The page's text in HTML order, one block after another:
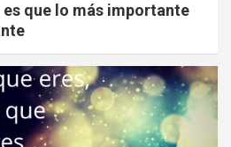
que lo más importante